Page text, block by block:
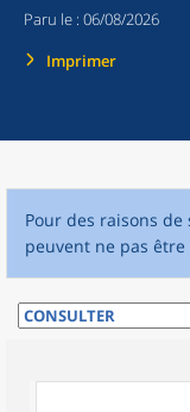
Paru le : 06/08/2026
Imprimer
Pour des raisons
peuvent ne pas être